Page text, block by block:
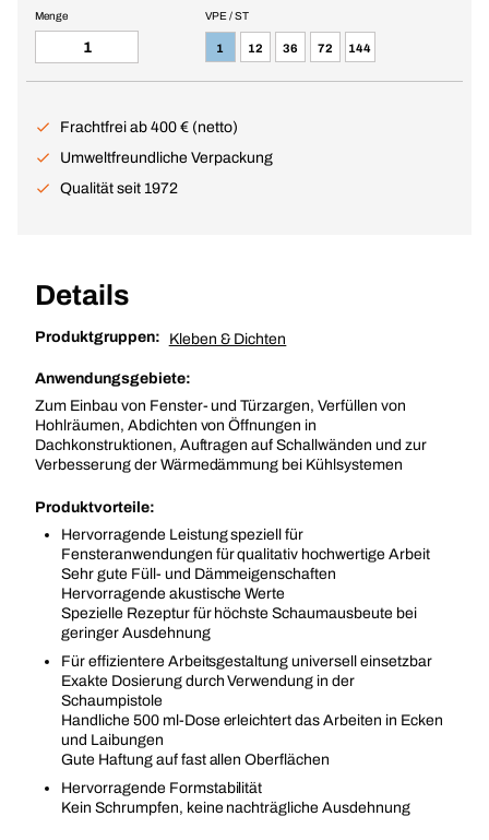
VPE / ST
1 12 36 72 144
Menge
Frachtfrei ab 400 € (netto)
Umweltfreundliche Verpackung
Qualität seit 1972
Details
Produktgruppen: Kleben & Dichten
Anwendungsgebiete:
Zum Einbau von Fenster- und Türzargen, Verfüllen von
Hohlräumen, Abdichten von Öffnungen in
Dachkonstruktionen, Auftragen auf Schallwänden und zur
Verbesserung der Wärmedämmung bei Kühlsystemen
Produktvorteile:
Hervorragende Leistung speziell für
Fensteranwendungen für qualitativ hochwertige Arbeit
Sehr gute Füll- und Dämmeigenschaften
Hervorragende akustische Werte
Spezielle Rezeptur für höchste Schaumausbeute bei
geringer Ausdehnung
Für effizientere Arbeitsgestaltung universell einsetzbar
Exakte Dosierung durch Verwendung in der
Schaumpistole
Handliche 500 ml-Dose erleichtert das Arbeiten in Ecken
und Laibungen
Gute Haftung auf fast allen Oberflächen
Hervorragende Formstabilität
Kein Schrumpfen, keine nachträgliche Ausdehnung